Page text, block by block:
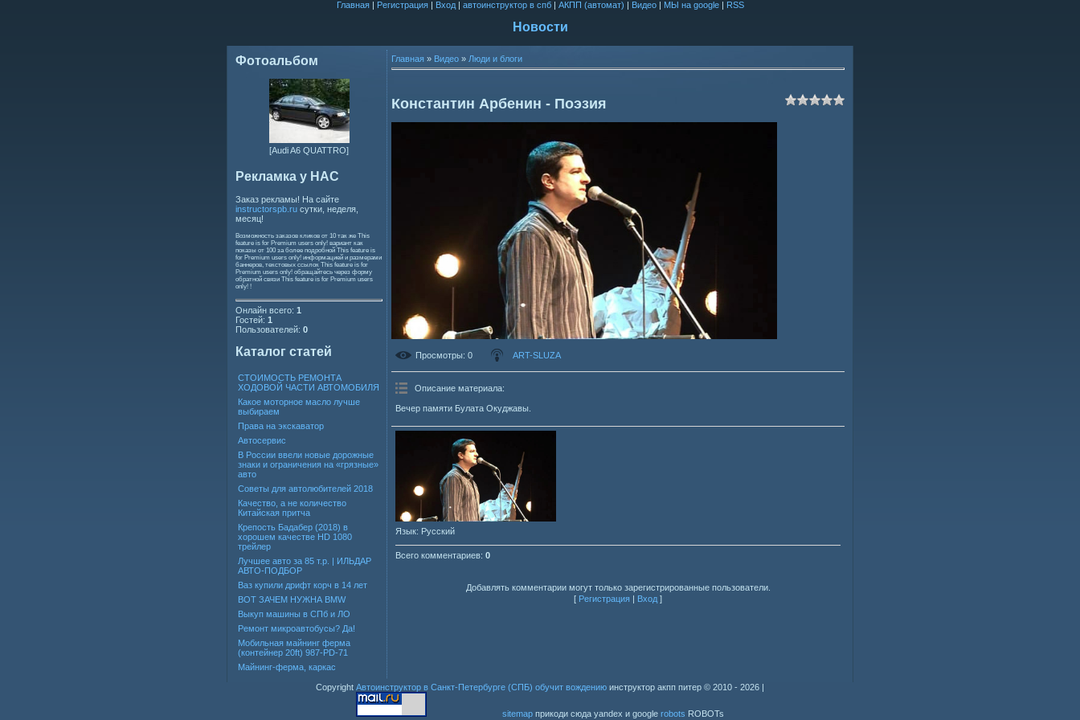
Главная| Регистрация| Вход| автоинструктор в спб| АКПП (автомат) | Видео| МЫ на google| RSS
Новости
Фотоальбом
[Audi A6 QUATTRO]
Рекламка у НАС
Заказ рекламы! На сайте
instructorspb.ru сутки, неделя,
месяц!
Возможность заказов кликов от 10 так же This
feature is for Premium users only! вариант как
показы от 100 за более подробной This feature is
for Premium users only! информацией и размерами
баннеров, текстовых ссылок This feature is for
Premium users only! обращайтесь через форму
обратной связи This feature is for Premium users
only! !
Онлайн всего: 1
Гостей: 1
Пользователей: 0
Каталог статей
СТОИМОСТЬ РЕМОНТА
ХОДОВОЙ ЧАСТИ АВТОМОБИЛЯ
Какое моторное масло лучше
выбираем
Права на экскаватор
Автосервис
В России ввели новые дорожные
знаки и ограничения на «грязные»
авто
Советы для автолюбителей 2018
Качество, а не количество
Китайская притча
Крепость Бадабер (2018) в
хорошем качестве HD 1080
трейлер
Лучшее авто за 85 т.р. | ИЛЬДАР
АВТО-ПОДБОР
Ваз купили дрифт корч в 14 лет
ВОТ ЗАЧЕМ НУЖНА BMW
Выкуп машины в СПб и ЛО
Ремонт микроавтобусы? Да!
Мобильная майнинг ферма
(контейнер 20ft) 987-PD-71
Майнинг-ферма, каркас
Главная » Видео » Люди и блоги
Константин Арбенин - Поэзия
Просмотры: 0 ART-SLUZA
Описание материала:
Вечер памяти Булата Окуджавы.
Язык: Русский
Всего комментариев: 0
Добавлять комментарии могут только зарегистрированные пользователи.
[ Регистрация | Вход ]
Copyright Автоинструктор в Санкт-Петербурге (СПБ) обучит вождению инструктор акпп питер © 2010 - 2026 |
sitemap прикоди сюда yandex и google robots ROBOTs